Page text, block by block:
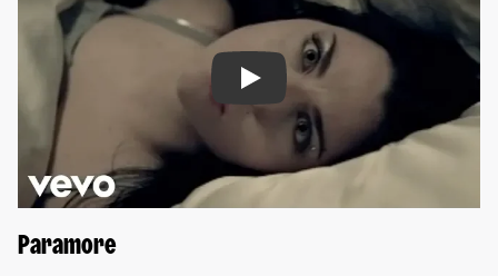
Play
Paramore